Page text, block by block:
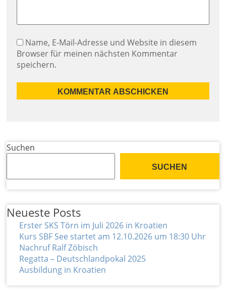
Name, E-Mail-Adresse und Website in diesem
Browser für meinen nächsten Kommentar
speichern.
Suchen
SUCHEN
Neueste Posts
Erster SKS Törn im Juli 2026 in Kroatien
Kurs SBF See startet am 12.10.2026 um 18:30 Uhr
Nachruf Ralf Zöbisch
Regatta – Deutschlandpokal 2025
Ausbildung in Kroatien